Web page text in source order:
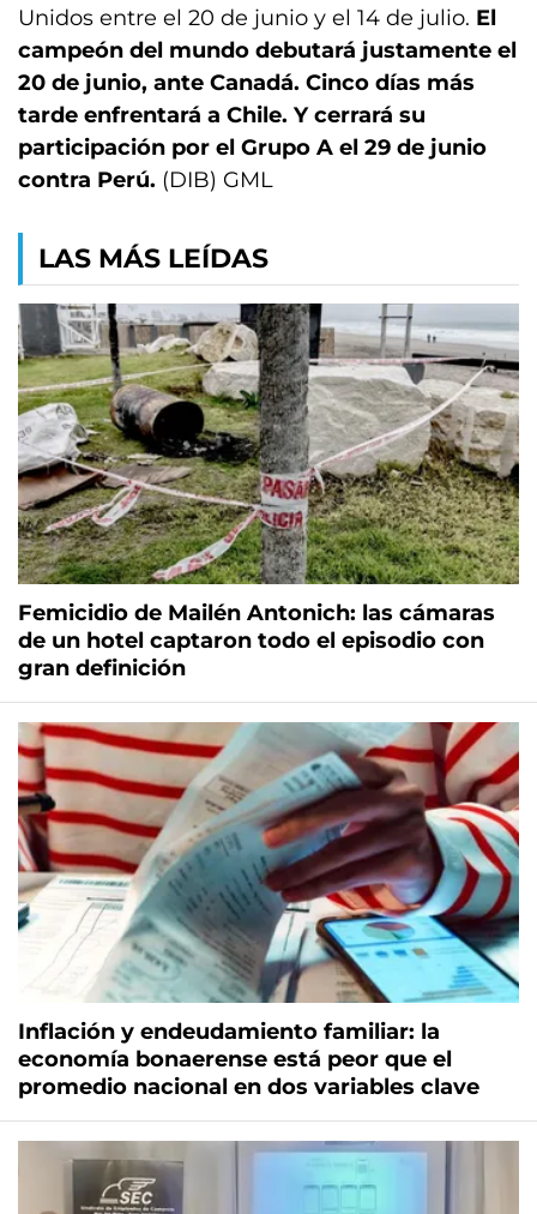
Unidos entre el 20 de junio y el 14 de julio. El
campeón del mundo debutará justamente el
20 de junio, ante Canadá. Cinco días más
tarde enfrentará a Chile. Y cerrará su
participación por el Grupo A el 29 de junio
contra Perú. (DIB) GML
LAS MÁS LEÍDAS
Femicidio de Mailén Antonich: las cámaras
de un hotel captaron todo el episodio con
gran definición
Inflación y endeudamiento familiar: la
economía bonaerense está peor que el
promedio nacional en dos variables clave